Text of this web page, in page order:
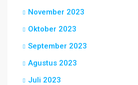
November 2023
Oktober 2023
September 2023
Agustus 2023
Juli 2023